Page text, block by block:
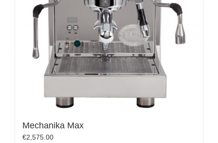
Mechanika Max
€2,575.00